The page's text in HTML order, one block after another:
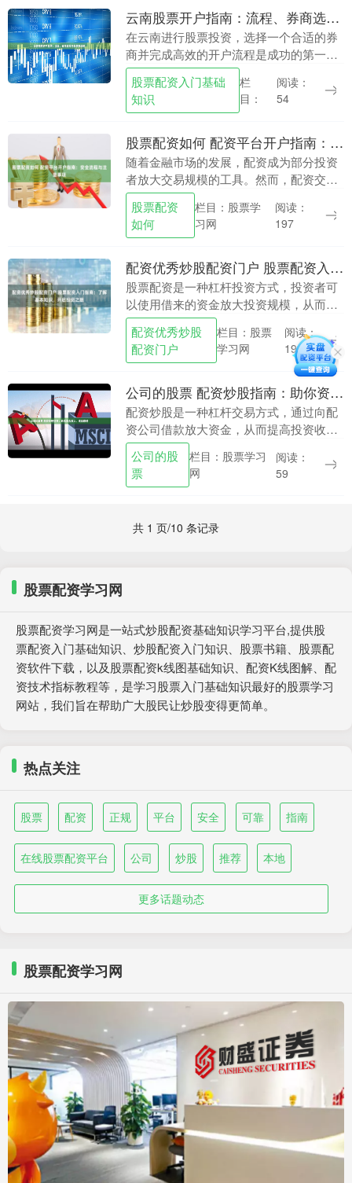
云南股票开户指南：流程、券商选择与低费率攻略
在云南进行股票投资，选择一个合适的券
商并完成高效的开户流程是成功的第一
步。本文将为您详细解析云南股票开户的
全过程，包括券商选择的关键因素、具体
操作流程以及获取低....
股票配资入门基础
知识
栏
目：
阅读：
54
股票配资如何 配资平台开户指南：安全流程与注意事项
随着金融市场的发展，配资成为部分投资
者放大交易规模的工具。然而，配资交易
在放大潜在收益的同时，也显著增加了风
险。选择正规平台并安全开户股票配资如
何，是保障资金安....
股票配资
如何
栏目：股票学
习网
阅读：
197
配资优秀炒股配资门户 股票配资入门指南：了解基本知识，开启投资之旅
股票配资是一种杠杆投资方式，投资者可
以使用借来的资金放大投资规模，从而获
得更高的收益。然而，配资也存在一定的
风险，因此在进行配资之前，了解基本知
识至关重要。 选....
配资优秀炒股
配资门户
栏目：股票
学习网
阅读：
190
公司的股票 配资炒股指南：助你资金放大，收益翻倍
配资炒股是一种杠杆交易方式，通过向配
资公司借款放大资金，从而提高投资收
益。然而，配资炒股也存在一定的风险，
需要谨慎操作。 苏州股票配资拥有经验丰
富的专业团队，提....
公司的股
票
栏目：股票学习
网
阅读：
59
共 1 页/10 条记录
股票配资学习网
股票配资学习网是一站式炒股配资基础知识学习平台,提供股
票配资入门基础知识、炒股配资入门知识、股票书籍、股票配
资软件下载，以及股票配资k线图基础知识、配资K线图解、配
资技术指标教程等，是学习股票入门基础知识最好的股票学习
网站，我们旨在帮助广大股民让炒股变得更简单。
热点关注
股票 配资 正规 平台 安全 可靠 指南
在线股票配资平台 公司 炒股 推荐 本地
更多话题动态
股票配资学习网